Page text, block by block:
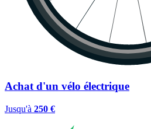
Achat d'un vélo électrique
Jusqu'à 250 €